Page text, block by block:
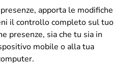
apporta le modifiche
il controllo completo sul tuo
presenze, sia che tu sia in
mobile o alla tua